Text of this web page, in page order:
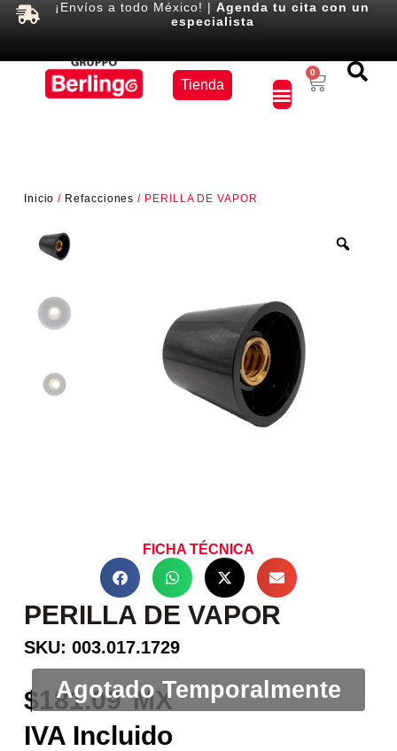
¡Envíos a todo México! |Agenda tu cita con un
especialista
Tienda
0
Inicio / Refacciones / PERILLA DE VAPOR
FICHA TÉCNICA
PERILLA DE VAPOR
SKU: 003.017.1729
181.09